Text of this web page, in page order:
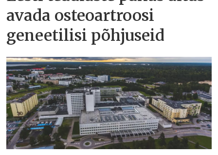
avada osteoartroosi
geneetilisi põhjuseid